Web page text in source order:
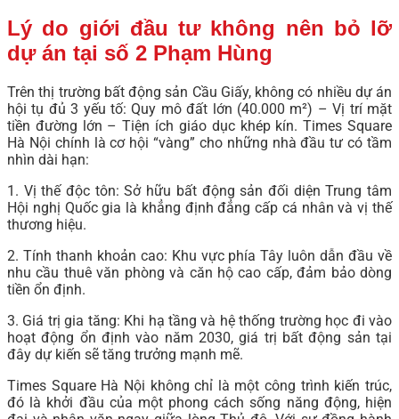
Lý do giới đầu tư không nên bỏ lỡ
dự án tại số 2 Phạm Hùng
Trên thị trường bất động sản Cầu Giấy, không có nhiều dự án
hội tụ đủ 3 yếu tố: Quy mô đất lớn (40.000 m²) – Vị trí mặt
tiền đường lớn – Tiện ích giáo dục khép kín. Times Square
Hà Nội chính là cơ hội “vàng” cho những nhà đầu tư có tầm
nhìn dài hạn:
1. Vị thế độc tôn: Sở hữu bất động sản đối diện Trung tâm
Hội nghị Quốc gia là khẳng định đẳng cấp cá nhân và vị thế
thương hiệu.
2. Tính thanh khoản cao: Khu vực phía Tây luôn dẫn đầu về
nhu cầu thuê văn phòng và căn hộ cao cấp, đảm bảo dòng
tiền ổn định.
3. Giá trị gia tăng: Khi hạ tầng và hệ thống trường học đi vào
hoạt động ổn định vào năm 2030, giá trị bất động sản tại
đây dự kiến sẽ tăng trưởng mạnh mẽ.
Times Square Hà Nội không chỉ là một công trình kiến trúc,
đó là khởi đầu của một phong cách sống năng động, hiện